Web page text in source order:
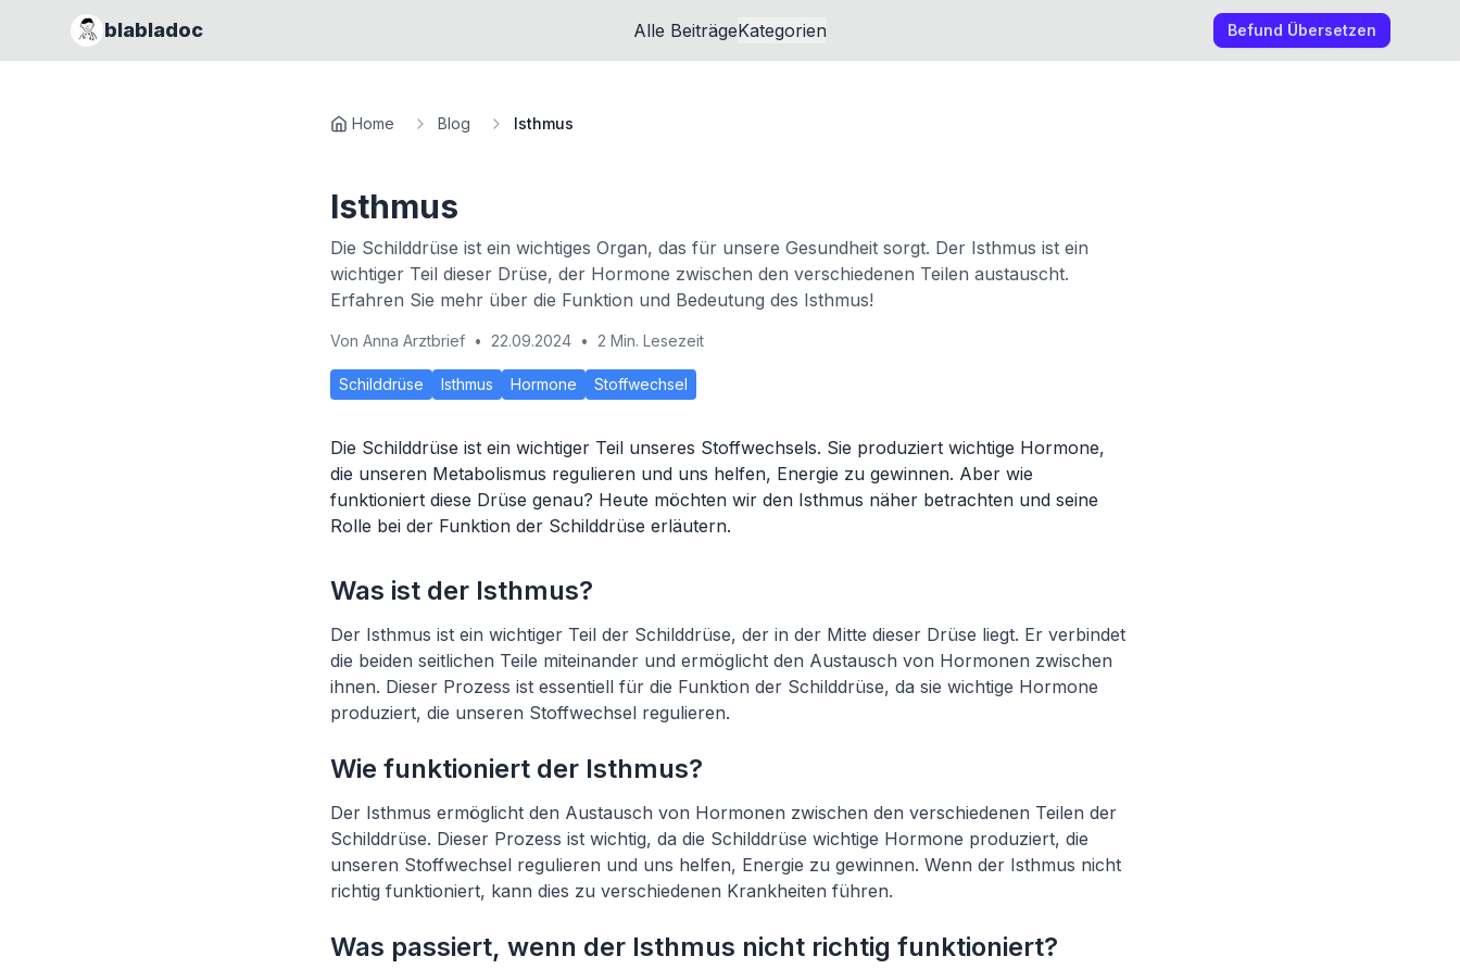
blabladoc Alle BeiträgeKategorien Befund Übersetzen
Home Blog Isthmus
Isthmus
Die Schilddrüse ist ein wichtiges Organ, das für unsere Gesundheit sorgt. Der Isthmus ist ein
wichtiger Teil dieser Drüse, der Hormone zwischen den verschiedenen Teilen austauscht.
Erfahren Sie mehr über die Funktion und Bedeutung des Isthmus!
Von Anna Arztbrief • 22.09.2024 • 2 Min. Lesezeit
Schilddrüse Isthmus Hormone Stoffwechsel
Die Schilddrüse ist ein wichtiger Teil unseres Stoffwechsels. Sie produziert wichtige Hormone,
die unseren Metabolismus regulieren und uns helfen, Energie zu gewinnen. Aber wie
funktioniert diese Drüse genau? Heute möchten wir den Isthmus näher betrachten und seine
Rolle bei der Funktion der Schilddrüse erläutern.
Was ist der Isthmus?
Der Isthmus ist ein wichtiger Teil der Schilddrüse, der in der Mitte dieser Drüse liegt. Er verbindet
die beiden seitlichen Teile miteinander und ermöglicht den Austausch von Hormonen zwischen
ihnen. Dieser Prozess ist essentiell für die Funktion der Schilddrüse, da sie wichtige Hormone
produziert, die unseren Stoffwechsel regulieren.
Wie funktioniert der Isthmus?
Der Isthmus ermöglicht den Austausch von Hormonen zwischen den verschiedenen Teilen der
Schilddrüse. Dieser Prozess ist wichtig, da die Schilddrüse wichtige Hormone produziert, die
unseren Stoffwechsel regulieren und uns helfen, Energie zu gewinnen. Wenn der Isthmus nicht
richtig funktioniert, kann dies zu verschiedenen Krankheiten führen.
Was passiert, wenn der Isthmus nicht richtig funktioniert?